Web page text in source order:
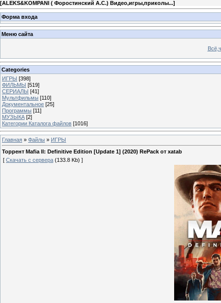
[ALEKS&KOMPANI ( Форостинский А.С.) Видео,игры,приколы...]
Форма входа
Меню сайта
Categories
ИГРЫ [398]
ФИЛЬМЫ [519]
СЕРИАЛЫ [41]
Мультфильмы [110]
Документальное [25]
Программы [11]
МУЗЫКА [2]
Категории Каталога файлов [1016]
Главная » Файлы » ИГРЫ
Торрент Mafia II: Definitive Edition [Update 1] (2020) RePack от xatab
[ Скачать с сервера (133.8 Kb) ]